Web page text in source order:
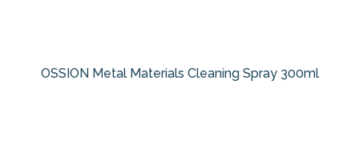
OSSION Metal Materials Cleaning Spray 300ml